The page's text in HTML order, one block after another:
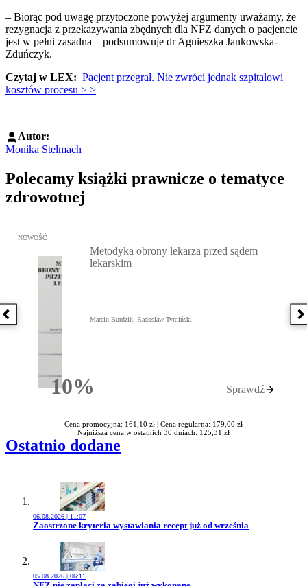
– Biorąc pod uwagę przytoczone powyżej argumenty uważamy, że
rezygnacja z przekazywania zbędnych dla NFZ danych o pacjencie
jest w pełni zasadna – podsumowuje dr Agnieszka Jankowska-
Zduńczyk.
Czytaj w LEX: Pacjent przegrał. Nie zwróci jednak szpitalowi
kosztów procesu > >
Autor:
Monika Stelmach
Polecamy książki prawnicze o tematyce
zdrowotnej
Poprzednia książka
Przejdź do: Metodyka obrony lekarza przed sądem lekarskim,
NOWOŚĆ
10%Rabatu
Metodyka obrony lekarza przed sądem
lekarskim
Marcin Burdzik, Radosław Tymiński
Sprawdź
Cena promocyjna: 161,10 zł | Cena regularna: 179,00 zł
Najniższa cena w ostatnich 30 dniach: 125,31 zł
Ostatnio dodane
06.08.2026 | 11:07
Przejdź do artykułu:
Zaostrzone kryteria wystawiania recept już od września
05.08.2026 | 06:11